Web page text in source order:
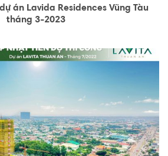
án Lavida Residences Vũng Tàu
tháng 3-2023